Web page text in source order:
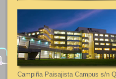
Campiña Paisajista Campus s/n